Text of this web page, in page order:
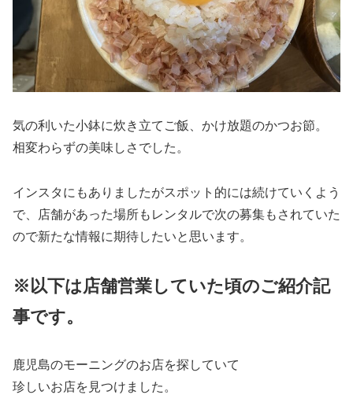
気の利いた小鉢に炊き立てご飯、かけ放題のかつお節。
相変わらずの美味しさでした。
インスタにもありましたがスポット的には続けていくよう
で、店舗があった場所もレンタルで次の募集もされていた
ので新たな情報に期待したいと思います。
※以下は店舗営業していた頃のご紹介記
事です。
鹿児島のモーニングのお店を探していて
珍しいお店を見つけました。